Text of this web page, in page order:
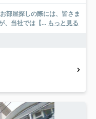
、当社では【... もっと見る